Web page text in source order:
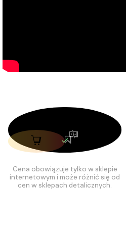
Cena obowiązuje tylko w sklepie
internetowym i może różnić się od
cen w sklepach detalicznych.